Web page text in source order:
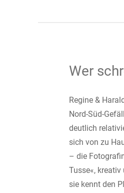
Wer
Regine &
Nord-Süd-
deutlich
sich von zu
– die
Tusse«,
sie kennt den